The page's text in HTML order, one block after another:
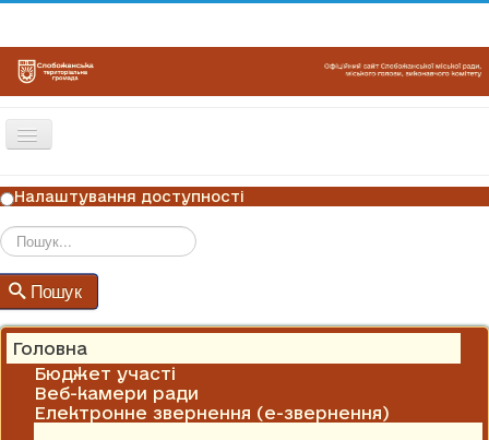
Перемикач
ГОЛОВНА
НОВИНИ
ОГОЛОШЕННЯ
ГРАФІКИ ПРИЙОМУ
КОНТАКТИ
Налаштування доступності
Пошук
Головна
Бюджет участі
Веб-камери ради
Електронне звернення (е-звернення)